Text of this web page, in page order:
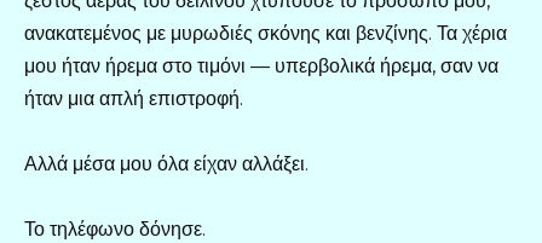
ανακατεμένος με μυρωδιές σκόνης και βενζίνης. Τα χέρια
μου ήταν ήρεμα στο τιμόνι — υπερβολικά ήρεμα, σαν να
ήταν μια απλή επιστροφή.
Αλλά μέσα μου όλα είχαν αλλάξει.
Το τηλέφωνο δόνησε.